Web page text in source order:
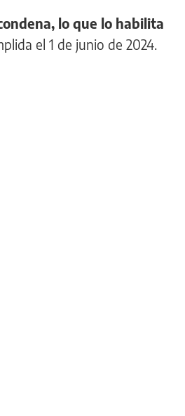
lo que lo habilita
el 1 de junio de 2024.